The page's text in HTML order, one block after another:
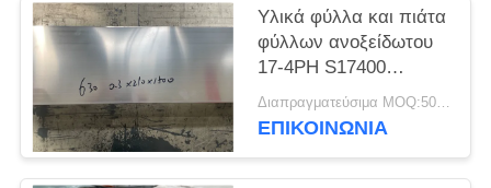
PRIVACY
POLICY
Υλικά φύλλα και πιάτα
φύλλων ανοξείδωτου
17-4PH S17400
SUS630
Διαπραγματεύσιμα MOQ:500 κλ
ΕΠΙΚΟΙΝΩΝΊΑ